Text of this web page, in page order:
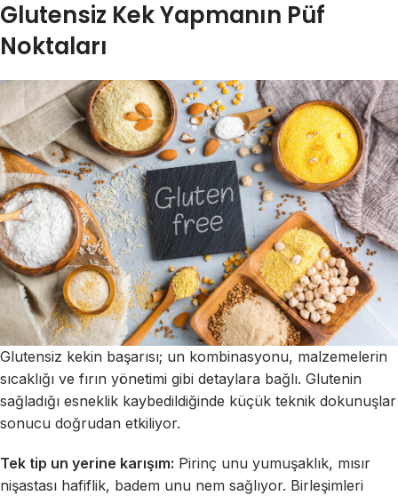
Glutensiz Kek Yapmanın Püf
Noktaları
Glutensiz kekin başarısı; un kombinasyonu, malzemelerin
sıcaklığı ve fırın yönetimi gibi detaylara bağlı. Glutenin
sağladığı esneklik kaybedildiğinde küçük teknik dokunuşlar
sonucu doğrudan etkiliyor.
Tek tip un yerine karışım: Pirinç unu yumuşaklık, mısır
nişastası hafiflik, badem unu nem sağlıyor. Birleşimleri